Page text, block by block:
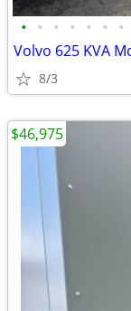
• • • • • • •
Volvo 625 KVA
8/3
$46,975